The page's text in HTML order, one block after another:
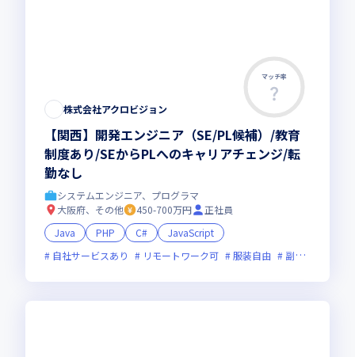
マッチ率
株式会社アクロビジョン
【関西】開発エンジニア（SE/PL候補）/教育
制度あり/SEからPLへのキャリアチェンジ/転
勤なし
システムエンジニア、プログラマ
大阪府、その他
450-700万円
正社員
Java
PHP C#
JavaScript
自社サービスあり
リモートワーク可 服装自由 副業可